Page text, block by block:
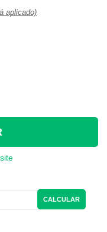
aplicado)
CALCULAR